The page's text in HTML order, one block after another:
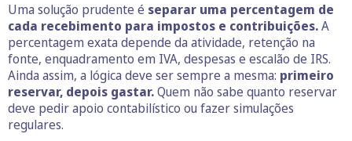
Uma solução prudente é separar uma percentagem de
cada recebimento para impostos e contribuições.A
percentagem exata depende da atividade, retenção na
fonte, enquadramento em IVA, despesas e escalão de IRS.
Ainda assim, a lógica deve ser sempre a mesma: primeiro
reservar, depois gastar.Quem não sabe quanto reservar
deve pedir apoio contabilístico ou fazer simulações
regulares.